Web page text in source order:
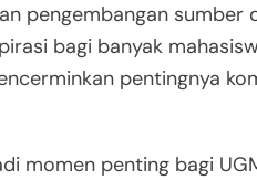
pengembangan sumber
bagi banyak
pentingnya
momen penting bagi